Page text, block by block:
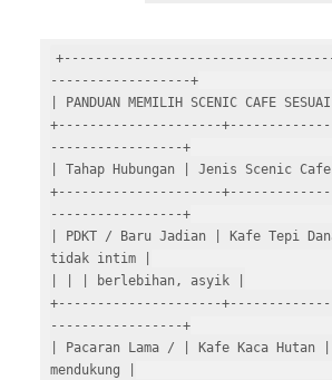
------------------+
| PANDUAN MEMILIH SCENIC CAFE SESUAI
+---------------------
-----------------+
| Tahap Hubungan | Jenis Scenic
+---------------------
-----------------+
| PDKT / Baru Jadian | Kafe Tepi
tidak intim |
| | | berlebihan, asyik |
+---------------------
-----------------+
| Pacaran Lama / | Kafe Kaca Hutan |
mendukung |